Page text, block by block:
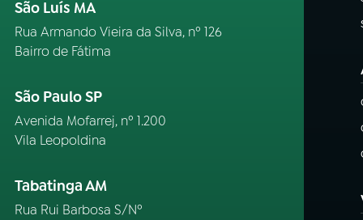
São Luís MA
Rua Armando Vieira da Silva, nº 126
Bairro de Fátima
São Paulo SP
Avenida Mofarrej, nº 1.200
Vila Leopoldina
Tabatinga AM
Rua Rui Barbosa S/Nº